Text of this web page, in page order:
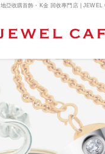
亞收購首飾・K金 回收專門店 | JEWEL